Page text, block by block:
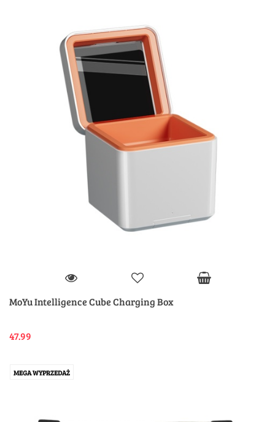
MoYu Intelligence Cube Charging Box
47.99
MEGA WYPRZEDAŻ